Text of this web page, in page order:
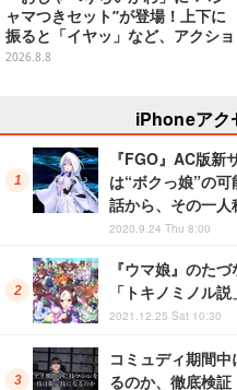
ャマつきセット”が登場！上下に
振ると「イヤッ」など、アクショ
ンに応じて喋ってくれる
2026.8.8
iPhoneアク
『FGO』AC版新
は“ボクっ娘”の
話から、その一人
2020.9.24 Thu 8:00
『ウマ娘』のた
「トキノミノル
2021.12.25 Sat 10:30
コミュディ期間中
るのか、徹底検証